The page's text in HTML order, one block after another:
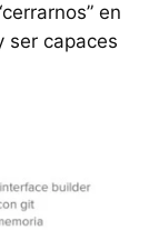
en
ser capaces